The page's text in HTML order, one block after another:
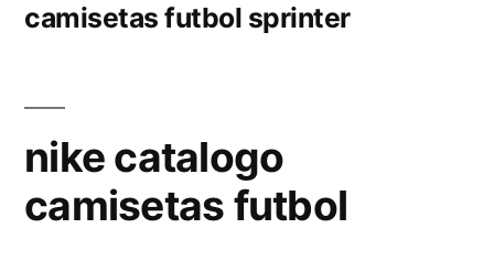
camisetas futbol sprinter
nike catalogo
camisetas futbol